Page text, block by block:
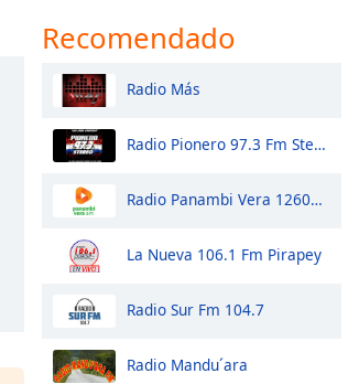
Recomendado
Radio Más
Radio Pionero 97.3 Fm Stereo
Radio Panambi Vera 1260AM
La Nueva 106.1 Fm Pirapey
Radio Sur Fm 104.7
Radio Mandu´ara